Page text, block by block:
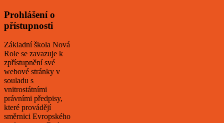
Prohlášení o
přístupnosti
Základní škola Nová
Role se zavazuje k
zpřístupnění své
webové stránky v
souladu s
vnitrostátními
právními předpisy,
které provádějí
směrnici Evropského